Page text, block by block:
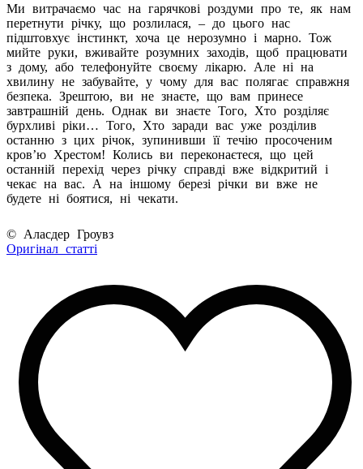
Ми витрачаємо час на гарячкові роздуми про те, як нам
перетнути річку, що розлилася, – до цього нас
підштовхує інстинкт, хоча це нерозумно і марно. Тож
мийте руки, вживайте розумних заходів, щоб працювати
з дому, або телефонуйте своєму лікарю. Але ні на
хвилину не забувайте, у чому для вас полягає справжня
безпека. Зрештою, ви не знаєте, що вам принесе
завтрашній день. Однак ви знаєте Того, Хто розділяє
бурхливі ріки… Того, Хто заради вас уже розділив
останню з цих річок, зупинивши її течію просоченим
кров’ю Хрестом! Колись ви переконаєтеся, що цей
останній перехід через річку справді вже відкритий і
чекає на вас. А на іншому березі річки ви вже не
будете ні боятися, ні чекати.
© Аласдер Гроувз
Оригінал статті